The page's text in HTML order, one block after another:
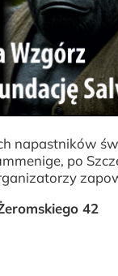
napastników
po
42